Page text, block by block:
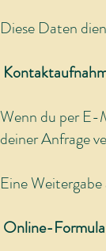
Diese Daten
Wenn du per E-
deiner Anfrage
Eine
Online-